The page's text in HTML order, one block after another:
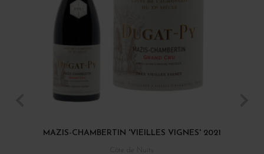
MAZIS-CHAMBERTIN 'VIEILLES VIGNES' 2021